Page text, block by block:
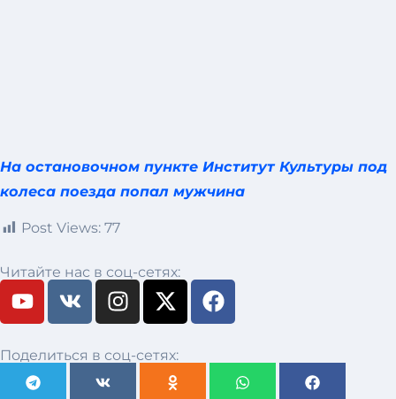
На остановочном пункте Институт Культуры под
колеса поезда попал мужчина
Post Views: 77
Читайте нас в соц-сетях:
Поделиться в соц-сетях: